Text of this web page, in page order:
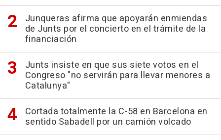
Junqueras afirma que apoyarán enmiendas
de Junts por el concierto en el trámite de la
financiación
Junts insiste en que sus siete votos en el
Congreso "no servirán para llevar menores a
Catalunya"
Cortada totalmente la C-58 en Barcelona en
sentido Sabadell por un camión volcado